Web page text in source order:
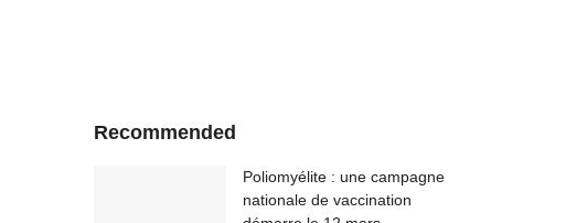
Recommended
Poliomyélite : une campagne
nationale de vaccination